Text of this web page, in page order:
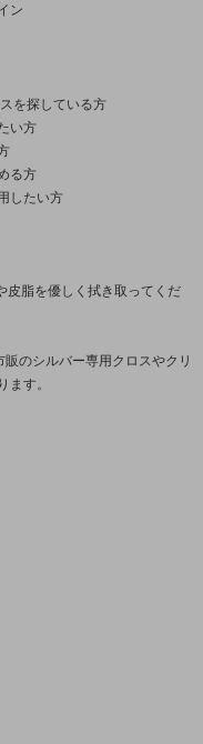
ン
を探している方
い方
る方
したい方
皮脂を優しく拭き取ってくだ
のシルバー専用クロスやクリ
ます。